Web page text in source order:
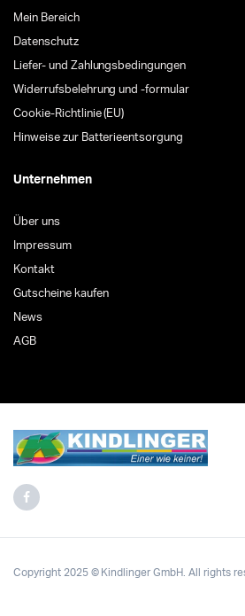
Mein Bereich
Datenschutz
Liefer- und Zahlungsbedingungen
Widerrufsbelehrung und -formular
Cookie-Richtlinie (EU)
Hinweise zur Batterieentsorgung
Unternehmen
Über uns
Impressum
Kontakt
Gutscheine kaufen
News
AGB
Copyright 2025 © Kindlinger GmbH. All rights